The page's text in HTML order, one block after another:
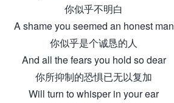
你似乎不明白
A shame you seemed an honest man
你似乎是个诚恳的人
And all the fears you hold so dear
你所抑制的恐惧已无以复加
Will turn to whisper in your ear